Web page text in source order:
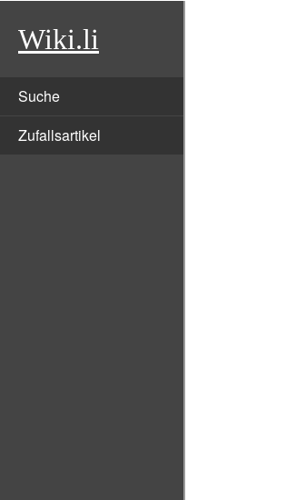
Wiki.li
Suche
Zufallsartikel